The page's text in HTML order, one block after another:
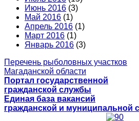
Июнь 2016 (3)
Май 2016 (1)
Апрель 2016 (1)
Март 2016 (1)
Январь 2016 (3)
Перечень рыболовных участков
Магаданской области
Портал государственной
гражданской службы
Единая база вакансий
гражданской и муниципальной